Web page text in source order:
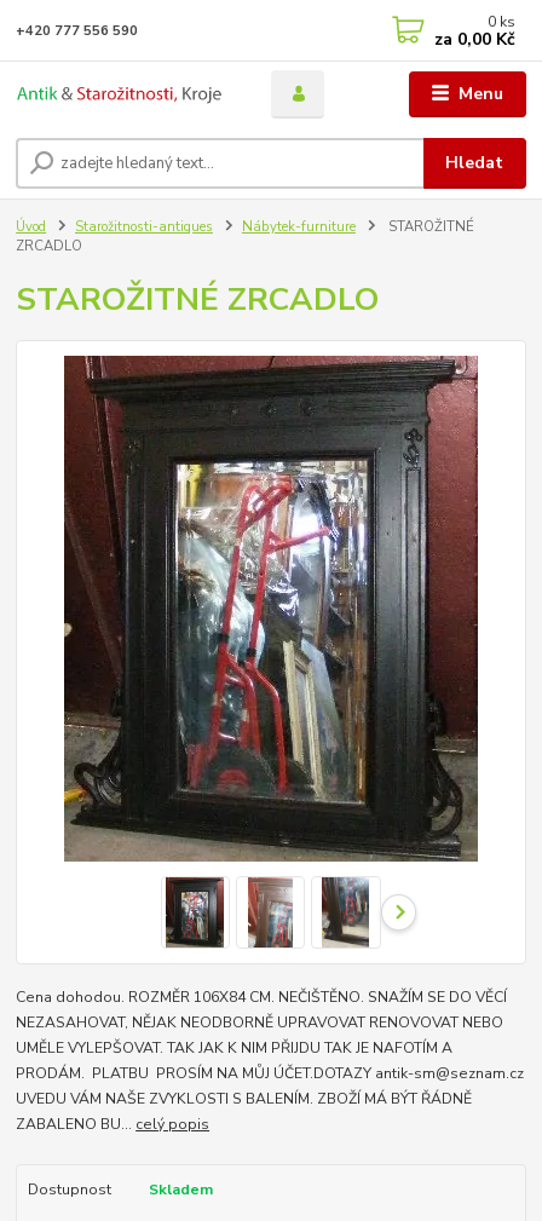
Menu
Hledat
+420 777 556 590 0 ks
za 0,00 Kč
Úvod Starožitnosti-antiques Nábytek-furniture
STAROŽITNÉ
ZRCADLO
STAROŽITNÉ ZRCADLO
Cena dohodou. ROZMĚR 106X84 CM. NEČIŠTĚNO. SNAŽÍM SE DO VĚCÍ
NEZASAHOVAT, NĚJAK NEODBORNĚ UPRAVOVAT RENOVOVAT NEBO
UMĚLE VYLEPŠOVAT. TAK JAK K NIM PŘIJDU TAK JE NAFOTÍM A
PRODÁM. PLATBU PROSÍM NA MŮJ ÚČET.DOTAZY antik-sm@seznam.cz
UVEDU VÁM NAŠE ZVYKLOSTI S BALENÍM. ZBOŽÍ MÁ BÝT ŘÁDNĚ
ZABALENO BU... celý popis
Dostupnost Skladem